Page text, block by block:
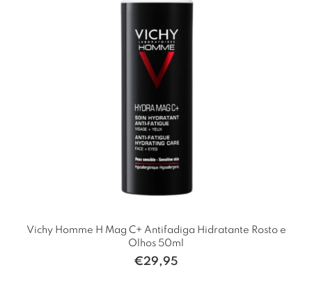
Vichy Homme H Mag C+ Antifadiga Hidratante Rosto e
Olhos 50ml
€29,95